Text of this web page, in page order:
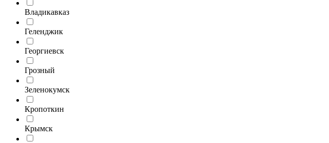
Владикавказ
Геленджик
Георгиевск
Грозный
Зеленокумск
Кропоткин
Крымск